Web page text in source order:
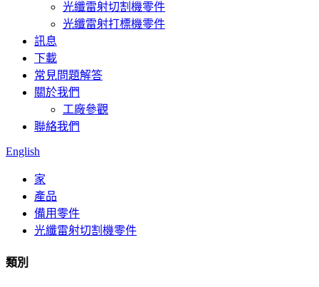
光纖雷射切割機零件
光纖雷射打標機零件
訊息
下載
常見問題解答
關於我們
工廠參觀
聯絡我們
English
家
產品
備用零件
光纖雷射切割機零件
類別